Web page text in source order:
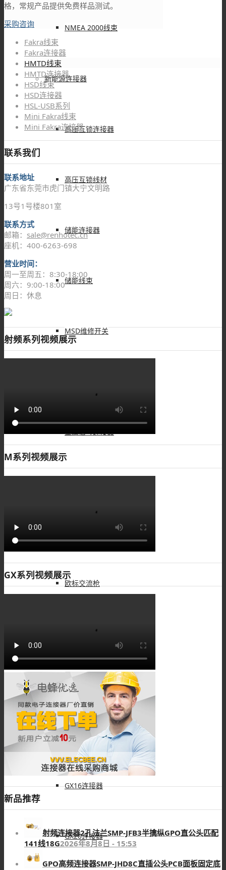
NMEA 2000线束
新能源连接器
高压互锁连接器
高压互锁线材
储能连接器
储能线束
MSD维修开关
金属信号连接器
欧标交流枪
MC4连接器
GX系列连接器
GX12连接器
GX16连接器
GX20连接器
格，常规产品提供免费样品测试。
采购咨询
Fakra线束
Fakra连接器
HMTD线束
HMTD连接器
HSD线束
HSD连接器
HSL-USB系列
Mini Fakra线束
Mini Fakra连接器
联系我们
联系地址
广东省东莞市虎门镇大宁文明路
13号1号楼801室
联系方式
邮箱： sale@renhotec.cn
座机：400-6263-698
营业时间：
周一至周五：8:30-18:00
周六：9:00-18:00
周日：休息
射频系列视频展示
M系列视频展示
GX系列视频展示
新品推荐
射频连接器2孔法兰SMP-JFB3半擒纵GPO直公头匹配
141线18G2026年8月8日 - 15:53
GPO高频连接器SMP-JHD8C直插公头PCB面板固定底